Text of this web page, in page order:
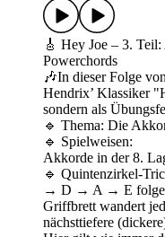
🎸 Hey Joe – 3.
Powerchords
🎶In dieser Folge
Hendrix’ Klassiker
sondern als
🔹 Thema: Die
🔹 Spielweisen:
Akkorde in der 8.
🔹 Quintenzirkel-
→ D → A → E folgen
Griffbrett wandert
nächsttiefere